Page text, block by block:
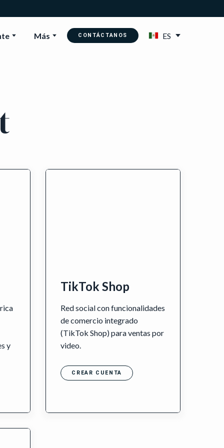
Más CONTÁCTANOS ES
y
TikTok Shop
Red social con funcionalidades
de comercio integrado
(TikTok Shop) para ventas por
video.
CREAR CUENTA